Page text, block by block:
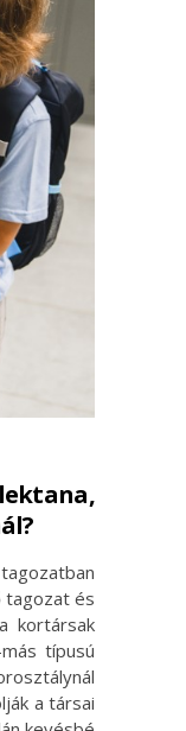
tagozat és
kortársak
típusú
a társai